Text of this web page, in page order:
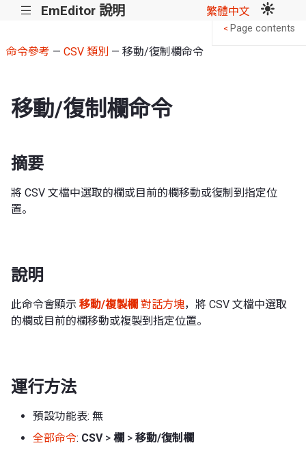
||| EmEditor 說明 繁體中文
命令參考 — CSV 類別 — 移動/復制欄命令
移動/復制欄命令
摘要
將 CSV 文檔中選取的欄或目前的欄移動或復制到指定位
置。
說明
此命令會顯示 移動/複製欄 對話方塊，將 CSV 文檔中選取
的欄或目前的欄移動或複製到指定位置。
運行方法
預設功能表: 無
全部命令: CSV> 欄 > 移動/復制欄
< Page contents